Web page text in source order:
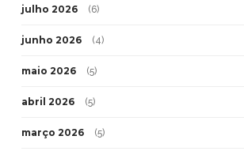
julho 2026 (6)
junho 2026 (4)
maio 2026 (5)
abril 2026 (5)
março 2026 (5)